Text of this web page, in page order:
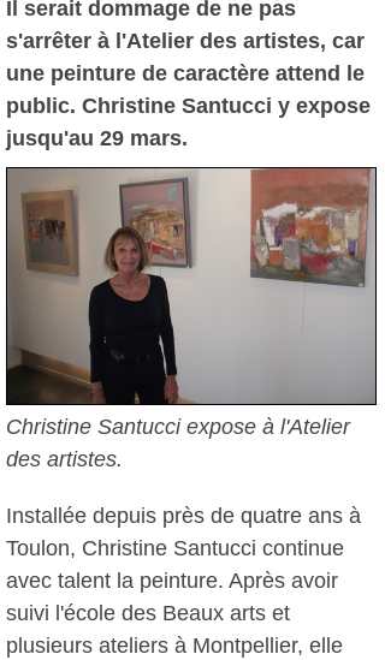
Il serait dommage de ne pas
s'arrêter à l'Atelier des artistes, car
une peinture de caractère attend le
public. Christine Santucci y expose
jusqu'au 29 mars.
Christine Santucci expose à l'Atelier
des artistes.
Installée depuis près de quatre ans à
Toulon, Christine Santucci continue
avec talent la peinture. Après avoir
suivi l'école des Beaux arts et
plusieurs ateliers à Montpellier, elle